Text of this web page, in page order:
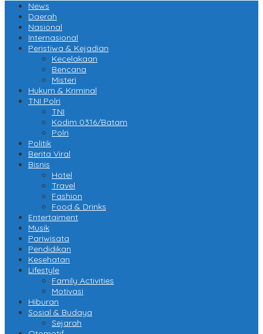
News
Daerah
Nasional
Internasional
Peristiwa & Kejadian
Kecelakaan
Bencana
Misteri
Hukum & Kriminal
TNI Polri
TNI
Kodim 0316/Batam
Polri
Politik
Berita Viral
Bisnis
Hotel
Travel
Fashion
Food & Drinks
Entertaiment
Musik
Pariwisata
Pendidikan
Kesehatan
Lifestyle
Family Activities
Motivasi
Hiburan
Sosial & Budaya
Sejarah